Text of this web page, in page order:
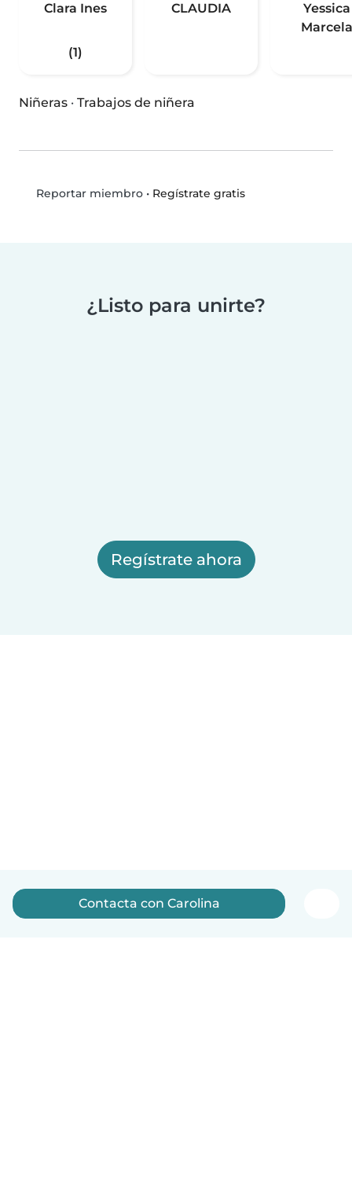
Clara Ines
(1)
CLAUDIA
Yessica
Marcela
Niñeras · Trabajos de niñera
Reportar miembro• Regístrate gratis
¿Listo para unirte?
Regístrate ahora
Contacta con Carolina